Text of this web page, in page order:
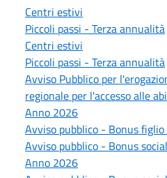
Centri estivi
Piccoli passi - Terza annualità
Centri estivi
Piccoli passi - Terza annualità
Avviso Pubblico per
regionale per l'accesso alle
Anno 2026
Avviso pubblico - Bonus
Avviso pubblico - Bonus
Anno 2026